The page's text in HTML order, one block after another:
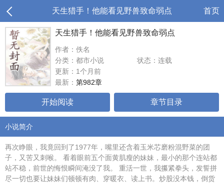
天生猎手！他能看见野兽致命弱点 首页
天生猎手！他能看见野兽致命弱点
作者：佚名
分类：都市小说
状态：连载
更新：1个月前
最新： 第982章
开始阅读 章节目录
小说简介
再次睁眼，我竟回到了1977年，嘴里还含着玉米芯磨粉混野菜的团
子，又苦又刺喉。 看着眼前五个面黄肌瘦的妹妹，最小的那个连站都
站不稳，前世的悔恨瞬间淹没了我。 重活一世，我攥紧拳头，发誓拼
尽一切也要让妹妹们顿顿有肉、穿暖衣、读上书。炒股没本钱，倒货